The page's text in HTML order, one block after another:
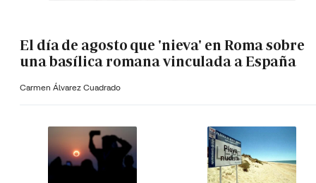
El día de agosto que 'nieva' en Roma sobre
una basílica romana vinculada a España
Carmen Álvarez Cuadrado